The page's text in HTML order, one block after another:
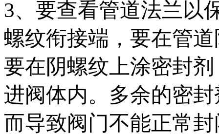
3、要查看管道法兰以
螺纹衔接端，要在管
要在阴螺纹上涂密封
进阀体内。多余的密
而导致阀门不能正